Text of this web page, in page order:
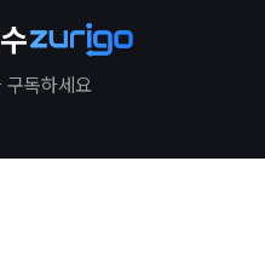
구독하세요